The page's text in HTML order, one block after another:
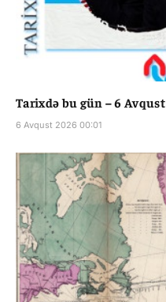
Tarixdə bu gün – 6 Avqust
6 Avqust 2026 00:01